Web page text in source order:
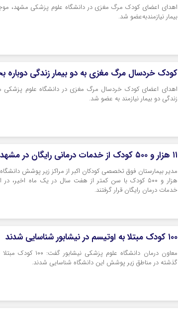
اهدای اعضای کودک مرگ مغزی در دانشگاه علوم پزشکی مشهد،
بیمار نیازمند‌به‌عضو شد.
کودک خردسال مرگ مغزی به دو بیمار زندگی دوباره
اهدای اعضای کودک خردسال مرگ مغزی در دانشگاه علوم
زندگی دو بیمار نیازمند به عضو شد.
۱۱ هزار و ۵۰۰ کودک از خدمات درمانی رایگان در مشهد بهره‌مند شدند
هزار و ۵۰۰ کودک با سن کمتر از هفت سال در یک ماه اخیر،
خدمات درمان رایگان قرار گرفتند.
۱۰۰ کودک مبتلا به اوتیسم در نیشابور شناسایی شدند
معاون درمان دانشگاه
گذشته در مناطق زیر پوشش این دانشگاه شناسایی شدند.